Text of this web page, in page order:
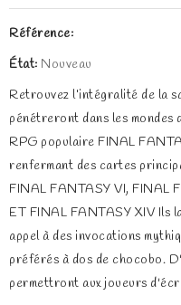
Référence:
État: Nouveau
Retrouvez l’intégralité de la
pénétreront dans les mondes
RPG populaire FINAL
renfermant des cartes
FINAL FANTASY VI, FINAL
ET FINAL FANTASY XIV Ils
appel à des invocations
préférés à dos de chocobo.
permettront aux joueurs